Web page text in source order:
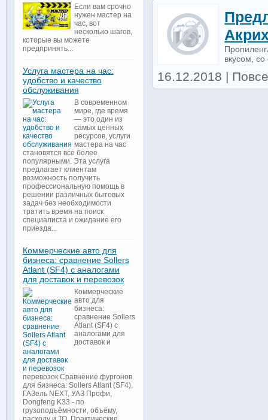
вкусом,
16.12.2018 |
Если вам срочно
нужен мастер на
час, вот
несколько шагов,
которые вы можете
предпринять...
Услуга мастера на час:
удобство и качество
обслуживания
В современном
мире, где время
— это один из
самых ценных
ресурсов, услуги
мастера на час
становятся все более
популярными. Эта услуга
предлагает клиентам
возможность получить
профессиональную помощь в
решении различных бытовых
задач без необходимости
тратить время на поиск
специалиста и ожидание его
приезда...
Коммерческие авто для
бизнеса: сравнение Sollers
Atlant (SF4) с аналогами
для доставок и перевозок
Коммерческие
авто для
бизнеса:
сравнение Sollers
Atlant (SF4) с
аналогами для
доставок и
перевозок.Сравнение фургонов
для бизнеса: Sollers Atlant (SF4),
ГАЗель NEXT, УАЗ Профи,
Dongfeng K33 - по
грузоподъёмности, объёму,